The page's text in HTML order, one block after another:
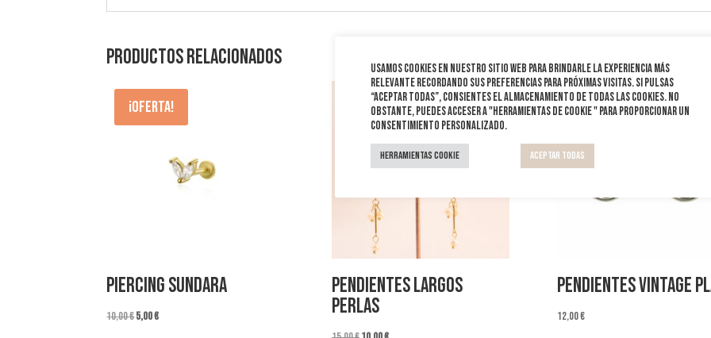
Productos relacionados
¡Oferta!
Piercing Sundara
10,00€El
5,00€El
¡Oferta!
Pendientes Largos
Perlas
Pendientes Vintage
12,00€
Usamos cookies en nuestro sitio web para brindarle la experiencia más
relevante recordando sus preferencias para próximas visitas. Si pulsas
“Aceptar todas”, consientes el almacenamiento de todas las cookies. No
obstante, puedes acceser a "Herramientas de cookie " para proporcionar un
consentimiento personalizado.
Herramientas Cookie Aceptar todas